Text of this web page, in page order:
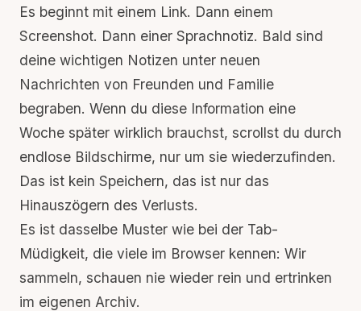
Es beginnt mit einem Link. Dann einem
Screenshot. Dann einer Sprachnotiz. Bald sind
deine wichtigen Notizen unter neuen
Nachrichten von Freunden und Familie
begraben. Wenn du diese Information eine
Woche später wirklich brauchst, scrollst du durch
endlose Bildschirme, nur um sie wiederzufinden.
Das ist kein Speichern, das ist nur das
Hinauszögern des Verlusts.
Es ist dasselbe Muster wie bei der Tab-
Müdigkeit, die viele im Browser kennen: Wir
sammeln, schauen nie wieder rein und ertrinken
im eigenen Archiv.